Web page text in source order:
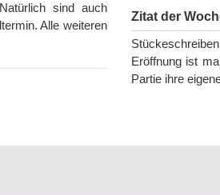
sind auch
Alle weiteren
Zitat der
Eröffnung ist
Partie ihre